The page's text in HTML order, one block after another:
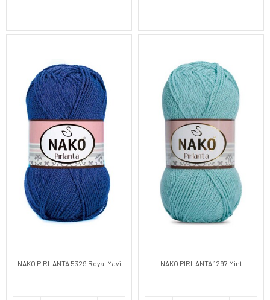
NAKO PIRLANTA 5329 Royal Mavi NAKO PIRLANTA 1297 Mint